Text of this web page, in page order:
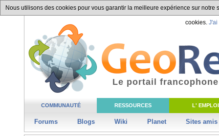
Nous utilisons des cookies pour vous garantir la meilleure expérience sur
cookies. J'ai
COMMUNAUTÉ RESSOURCES L' EMPLOI
Forums Blogs Wiki Planet Sites amis
Le portail